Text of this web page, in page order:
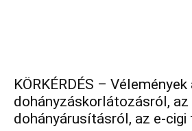
KÖRKÉRDÉS – Vélemények
dohányzáskorlátozásról,
dohányárusításról, az e-